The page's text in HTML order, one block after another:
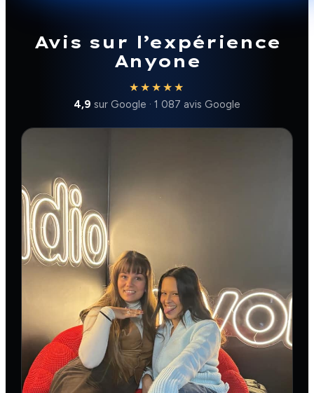
Avis sur l’expérience
Anyone
★★★★★
4,9 sur Google · 1 087 avis Google